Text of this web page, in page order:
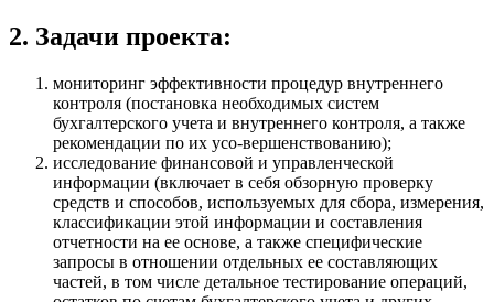
2. Задачи проекта:
мониторинг эффективности процедур внутреннего
контроля (постановка необходимых систем
бухгалтерского учета и внутреннего контроля, а также
рекомендации по их усо-вершенствованию);
исследование финансовой и управленческой
информации (включает в себя обзорную проверку
средств и способов, используемых для сбора, измерения,
классификации этой информации и составления
отчетности на ее основе, а также специфические
запросы в отношении отдельных ее составляющих
частей, в том числе детальное тестирование операций,